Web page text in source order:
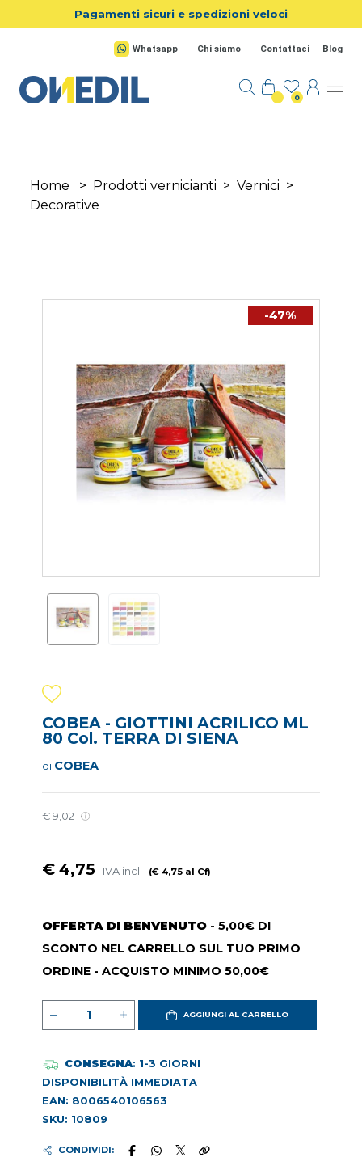
Salta al contenuto principale
Pagamenti sicuri e spedizioni veloci
Whatsapp Chi siamo Contattaci Blog
0
Home > Prodotti vernicianti > Vernici >
Decorative
-47%
COBEA - GIOTTINI ACRILICO ML
80 Col. TERRA DI SIENA
di COBEA
€ 9,02
€ 4,75 IVA incl. (€ 4,75 al Cf)
OFFERTA DI BENVENUTO - 5,00€ DI
SCONTO NEL CARRELLO SUL TUO PRIMO
ORDINE - ACQUISTO MINIMO 50,00€
AGGIUNGI AL CARRELLO
CONSEGNA: 1-3 GIORNI
DISPONIBILITÀ IMMEDIATA
EAN: 8006540106563
SKU: 10809
CONDIVIDI: